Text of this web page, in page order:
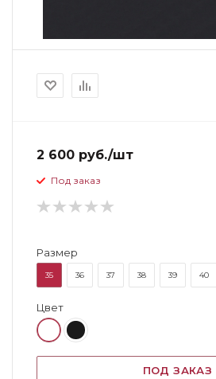
2 600 руб./шт
Под заказ
Размер
35 36 37 38 39 40
Цвет
ПОД ЗАКАЗ